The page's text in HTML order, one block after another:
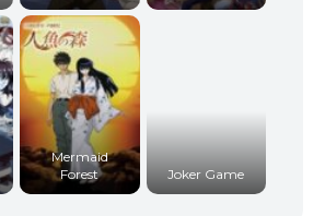
Mermaid
Forest
Joker Game